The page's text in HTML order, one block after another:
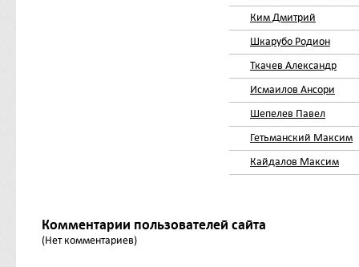
Ким Дмитрий
Шкарубо Родион
Ткачев Александр
Исмаилов Ансори
Шепелев Павел
Гетьманский Максим
Кайдалов Максим
Комментарии пользователей сайта
(Нет комментариев)